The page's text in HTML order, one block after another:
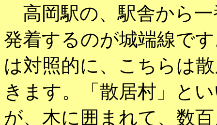
高岡駅の、駅舎から
発着するのが城端線で
は対照的に、こちらは
きます。「散居村」と
が、木に囲まれて、数